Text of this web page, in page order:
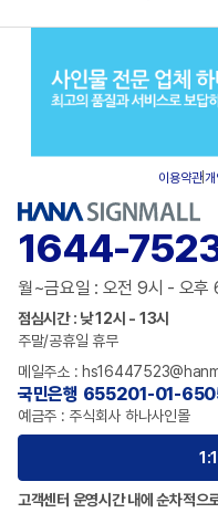
이용약관|개
1644-
월~금요일 : 오전 9시 - 오후
점심시간 : 낮 12시 - 13시
주말/공휴일 휴무
메일주소 :
국민은행 655201-01-
예금주 : 주식회사 하나사인몰
고객센터 운영시간 내에 순차적으